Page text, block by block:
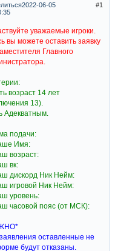
1
2022-06-05
уважаемые игроки.
вы можете оставить заявку
Главного
возраст 14 лет
13).
Адекватным.
подачи:
Имя:
возраст:
вк:
дискорд Ник Нейм:
игровой Ник Нейм:
уровень:
часовой пояс (от МСК):
оставленные не
будут отказаны.